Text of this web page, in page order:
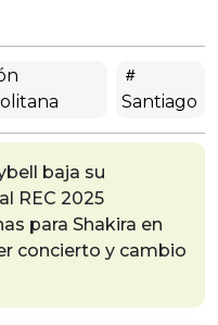
Santiago
baja su
REC 2025
para Shakira en
concierto y cambio